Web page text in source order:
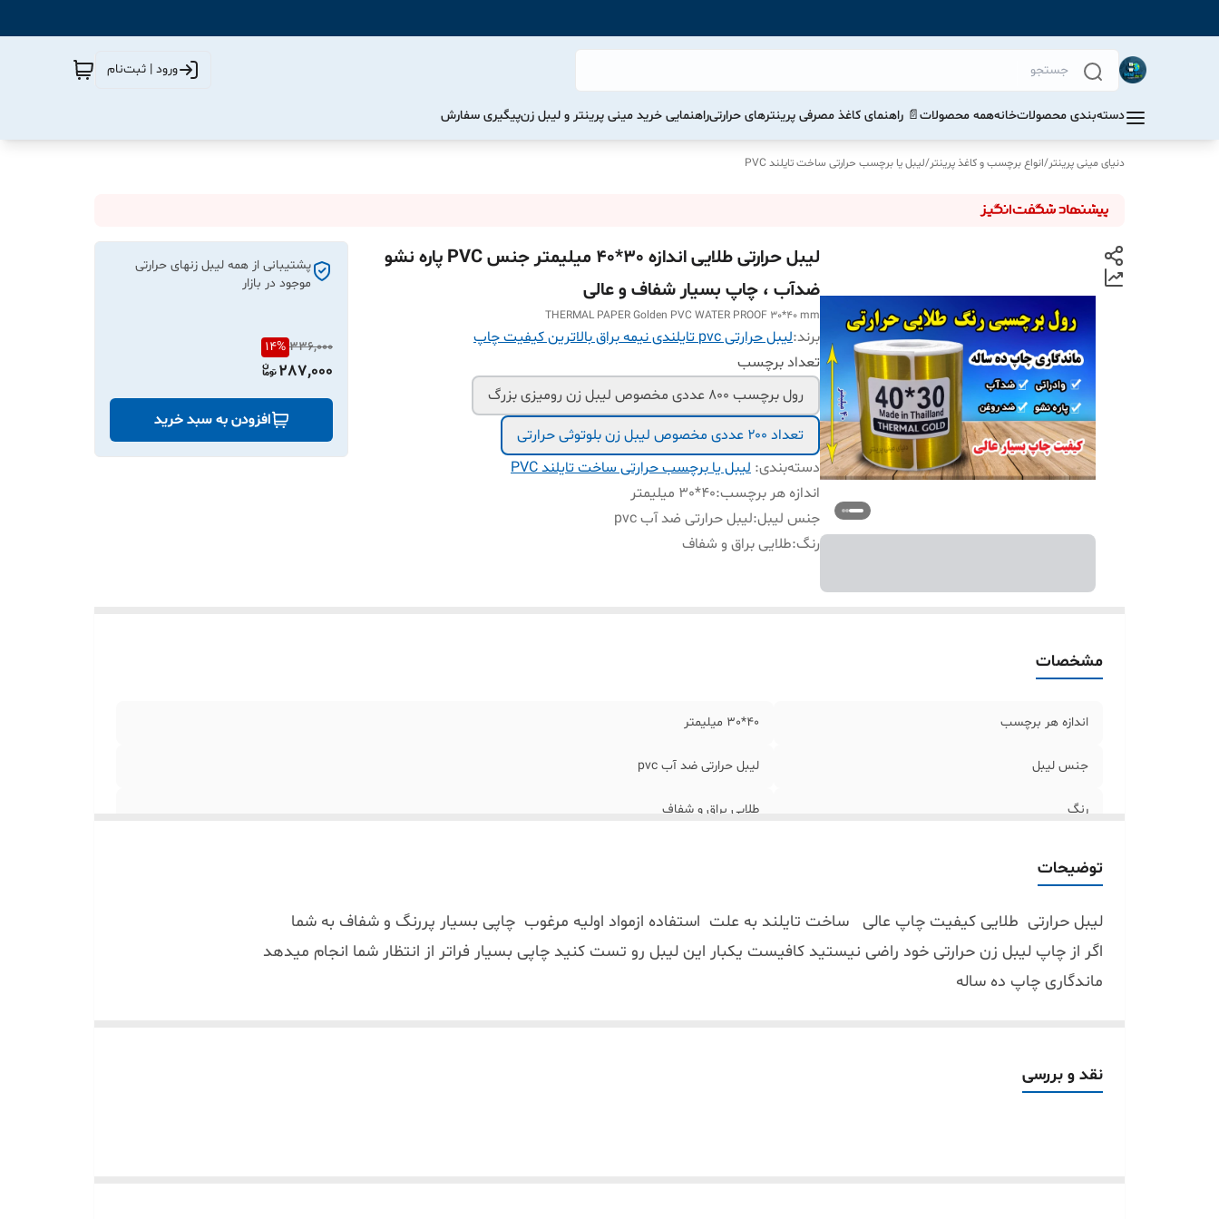
ورود | ثبت‌نام
دسته‌بندی محصولاتخانههمه محصولات📄 راهنمای کاغذ مصرفی پرینترهای حرارتیراهنمایی خرید مینی پرینتر و لیبل زنپیگیری سفارش
دنیای مینی پرینتر/انواع برچسب و کاغذ پرینتر/لیبل یا برچسب حرارتی ساخت تایلند PVC
لیبل حرارتی طلایی اندازه 30*40 میلیمتر جنس PVC پاره نشو
ضدآب ، چاپ بسیار شفاف و عالی
THERMAL PAPER Golden PVC WATER PROOF 30*40 mm
برند:لیبل حرارتی pvc تایلندی نیمه براق بالاترین کیفیت چاپ
تعداد برچسب
رول برچسب 800 عددی مخصوص لیبل زن رومیزی بزرگ
تعداد ۲۰۰ عددی مخصوص لیبل زن بلوتوثی حرارتی
دسته‌بندی: لیبل یا برچسب حرارتی ساخت تایلند PVC
اندازه هر برچسب:40*30 میلیمتر
جنس لیبل:لیبل حرارتی ضد آب pvc
رنگ:طلایی براق و شفاف
پشتیبانی از همه لیبل زنهای حرارتی
موجود در بازار
336,000
14%
287,000
افزودن به سبد خرید
مشخصات
اندازه هر برچسب 40*30 میلیمتر
جنس لیبل لیبل حرارتی ضد آب pvc
رنگ طلایی براق و شفاف
توضیحات
لیبل حرارتی طلایی کیفیت چاپ عالی ساخت تایلند به علت استفاده ازمواد اولیه مرغوب چاپی بسیار پررنگ و شفاف به شما
اگر از چاپ لیبل زن حرارتی خود راضی نیستید کافیست یکبار این لیبل رو تست کنید چاپی بسیار فراتر از انتظار شما انجام میدهد
ماندگاری چاپ ده ساله
1- پاره نشو ( به علت pvc بودن بهیچ عنوان پاره نمی شود که ماندگاری برچسب چاپ شده رو خیلی بالا میبره )
نقد و بررسی